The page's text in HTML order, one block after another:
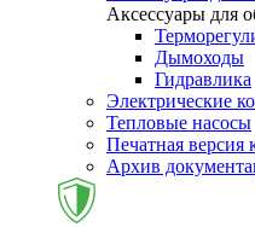
Аксессуары для
Дымоходы
Гидравлика
Электрические
Тепловые насосы
Печатная версия
Архив